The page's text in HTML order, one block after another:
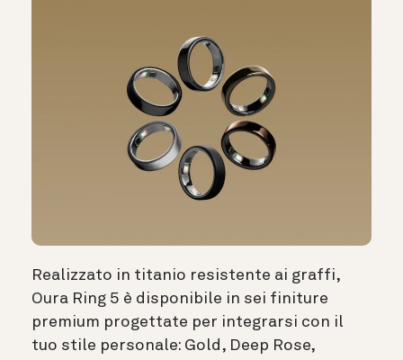
Realizzato in titanio resistente ai graffi,
Oura Ring 5 è disponibile in sei finiture
premium progettate per integrarsi con il
tuo stile personale: Gold, Deep Rose,